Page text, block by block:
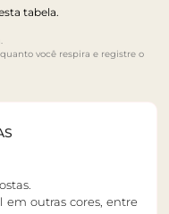
tabela.
você respira e registre o
outras cores, entre